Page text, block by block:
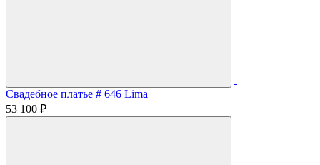
Свадебное платье # 646 Lima
53 100 ₽